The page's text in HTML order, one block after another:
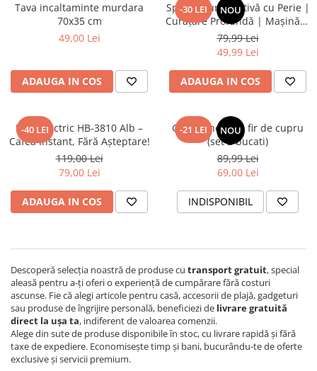
Tava incaltaminte murdara
70x35 cm
49,00 Lei
ADAUGA IN COS
-30 LEI NOU
Spray Spumă Activă cu Perie |
Curățare Profundă | Mașină &
Casă | Elimină Pete și
Murdărie
79,99 Lei
49,99 Lei
ADAUGA IN COS
-40 LEI
Ibric Electric HB-3810 Alb –
Cafea Instant, Fără Așteptare!
119,00 Lei
79,00 Lei
ADAUGA IN COS
-21 LEI NOU
Genunchera cu fir de cupru
(set 2 bucati)
89,99 Lei
69,00 Lei
INDISPONIBIL
Descoperă selecția noastră de produse cu transport gratuit, special
aleasă pentru a-ți oferi o experiență de cumpărare fără costuri
ascunse. Fie că alegi articole pentru casă, accesorii de plajă, gadgeturi
sau produse de îngrijire personală, beneficiezi de livrare gratuită
direct la ușa ta, indiferent de valoarea comenzii.
Alege din sute de produse disponibile în stoc, cu livrare rapidă și fără
taxe de expediere. Economisește timp și bani, bucurându-te de oferte
exclusive și servicii premium.